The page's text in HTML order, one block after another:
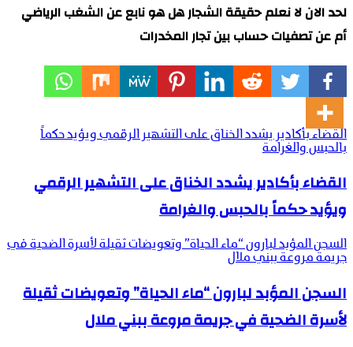
لحد الان لا نعلم حقيقة الشجار هل هو نابع عن الشغب الرياضي
أم عن تصفيات حساب بين تجار المخدرات
القضاء بأكادير يشدد الخناق على التشهير الرقمي ويؤيد حكماً
بالحبس والغرامة
القضاء بأكادير يشدد الخناق على التشهير الرقمي
ويؤيد حكماً بالحبس والغرامة
السجن المؤبد لبارون “ماء الحياة” وتعويضات ثقيلة لأسرة الضحية في
جريمة مروعة ببني ملال
السجن المؤبد لبارون “ماء الحياة” وتعويضات ثقيلة
لأسرة الضحية في جريمة مروعة ببني ملال